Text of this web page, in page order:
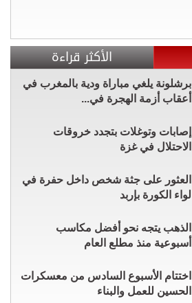
الأكثر قراءة
برشلونة يلغي مباراة ودية بالمغرب في
أعقاب أزمة الهجرة في...
إصابات وتوغلات بتجدد خروقات
الاحتلال في غزة
العثور على جثة شخص داخل حفرة في
لواء الكورة بإربد
الذهب يتجه نحو أفضل مكاسب
أسبوعية منذ مطلع العام
اختتام الأسبوع السادس من معسكرات
الحسين للعمل والبناء